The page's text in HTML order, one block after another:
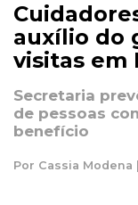
auxílio do
visitas em
Secretaria
de pessoas
benefício
Por Cassia